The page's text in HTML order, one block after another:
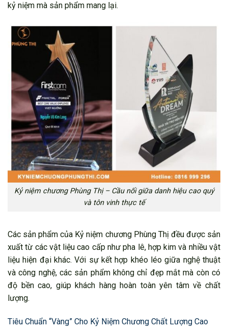
kỷ niệm mà sản phẩm mang lại.
Kỷ niệm chương Phùng Thị – Cầu nối giữa danh hiệu cao quý
và tôn vinh thực tế
Các sản phẩm của Kỷ niệm chương Phùng Thị đều được sản
xuất từ các vật liệu cao cấp như pha lê, hợp kim và nhiều vật
liệu hiện đại khác. Với sự kết hợp khéo léo giữa nghệ thuật
và công nghệ, các sản phẩm không chỉ đẹp mắt mà còn có
độ bền cao, giúp khách hàng hoàn toàn yên tâm về chất
lượng.
Tiêu Chuẩn “Vàng” Cho Kỷ Niệm Chương Chất Lượng Cao